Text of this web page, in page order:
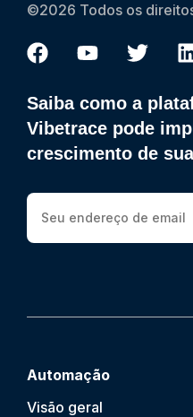
©2026 Todos os
Saiba como a
Vibetrace pode
crescimento de
Automação
Visão geral